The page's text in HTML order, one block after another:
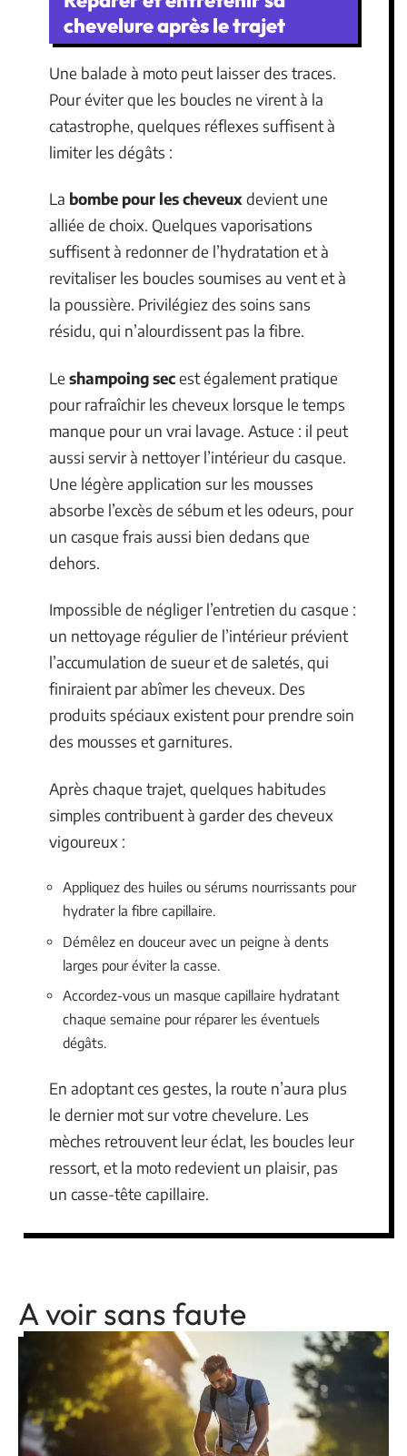
chevelure après le trajet
Une balade à moto peut laisser des traces.
Pour éviter que les boucles ne virent à la
catastrophe, quelques réflexes suffisent à
limiter les dégâts :
La bombe pour les cheveuxdevient une
alliée de choix. Quelques vaporisations
suffisent à redonner de l’hydratation et à
revitaliser les boucles soumises au vent et à
la poussière. Privilégiez des soins sans
résidu, qui n’alourdissent pas la fibre.
Le shampoing secest également pratique
pour rafraîchir les cheveux lorsque le temps
manque pour un vrai lavage. Astuce : il peut
aussi servir à nettoyer l’intérieur du casque.
Une légère application sur les mousses
absorbe l’excès de sébum et les odeurs, pour
un casque frais aussi bien dedans que
dehors.
Impossible de négliger l’entretien du casque :
un nettoyage régulier de l’intérieur prévient
l’accumulation de sueur et de saletés, qui
finiraient par abîmer les cheveux. Des
produits spéciaux existent pour prendre soin
des mousses et garnitures.
Après chaque trajet, quelques habitudes
simples contribuent à garder des cheveux
vigoureux :
Appliquez des huiles ou sérums nourrissants pour
hydrater la fibre capillaire.
Démêlez en douceur avec un peigne à dents
larges pour éviter la casse.
Accordez-vous un masque capillaire hydratant
chaque semaine pour réparer les éventuels
dégâts.
En adoptant ces gestes, la route n’aura plus
le dernier mot sur votre chevelure. Les
mèches retrouvent leur éclat, les boucles leur
ressort, et la moto redevient un plaisir, pas
un casse-tête capillaire.
A voir sans faute